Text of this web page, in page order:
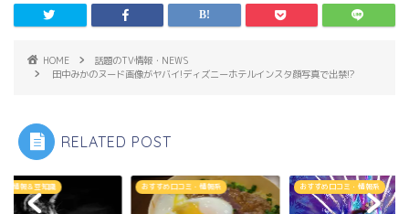
HOME
話題のTV情報・NEWS
田中みかのヌード画像がヤバイ!ディズニーホテルインスタ顔写真で出禁!?
RELATED POST
ち情報＆豆知識 おすすめ口コミ・情報系 おすすめ口コミ・情報系